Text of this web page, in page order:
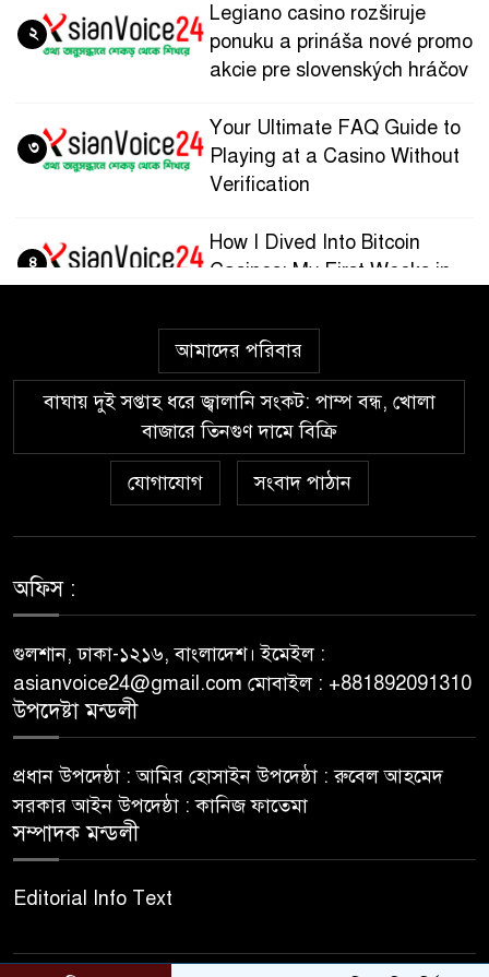
Legiano casino rozširuje
ponuku a prináša nové promo
akcie pre slovenských hráčov
২
Your Ultimate FAQ Guide to
Playing at a Casino Without
Verification
৩
How I Dived Into Bitcoin
Casinos: My First Weeks in
৪
Guía paso a paso para
registrarte y jugar en
Wazamba Casino
৫
Kako sam otkrio Lolajack
Casino – osobno iskustvo od
Popularna Online Kazina:
Koja je Bolja Opcija?
Games, Revamped Bonuses
and Mobile Upgrades
৮
৯
Eth Gambling Sites for Your
১০
আমাদের পরিবার
বাঘায় দুই সপ্তাহ ধরে জ্বালানি সংকট: পাম্প বন্ধ, খোলা
বাজারে তিনগুণ দামে বিক্রি
যোগাযোগ সংবাদ পাঠান
অফিস :
গুলশান, ঢাকা-১২১৬, বাংলাদেশ। ইমেইল :
asianvoice24@gmail.com মোবাইল : +881892091310
উপদেষ্টা মন্ডলী
প্রধান উপদেষ্ঠা : আমির হোসাইন উপদেষ্ঠা : রুবেল আহমেদ
সরকার আইন উপদেষ্ঠা : কানিজ ফাতেমা
সম্পাদক মন্ডলী
Editorial Info Text